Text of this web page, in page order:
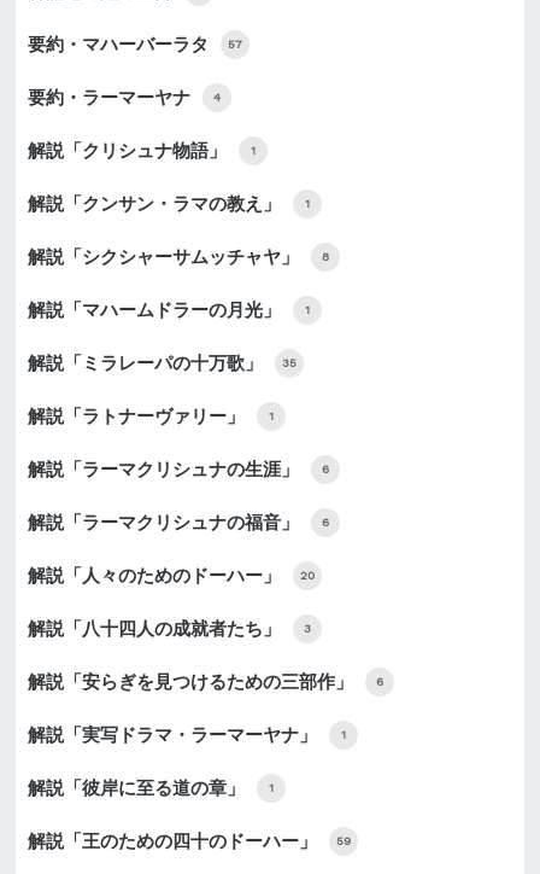
要約・マハーバーラタ 57
要約・ラーマーヤナ 4
解説「クリシュナ物語」 1
解説「クンサン・ラマの教え」 1
解説「シクシャーサムッチャヤ」 8
解説「マハームドラーの月光」 1
解説「ミラレーパの十万歌」 35
解説「ラトナーヴァリー」 1
解説「ラーマクリシュナの生涯」 6
解説「ラーマクリシュナの福音」 6
解説「人々のためのドーハー」 20
解説「八十四人の成就者たち」 3
解説「安らぎを見つけるための三部作」 6
解説「実写ドラマ・ラーマーヤナ」 1
解説「彼岸に至る道の章」 1
解説「王のための四十のドーハー」 59